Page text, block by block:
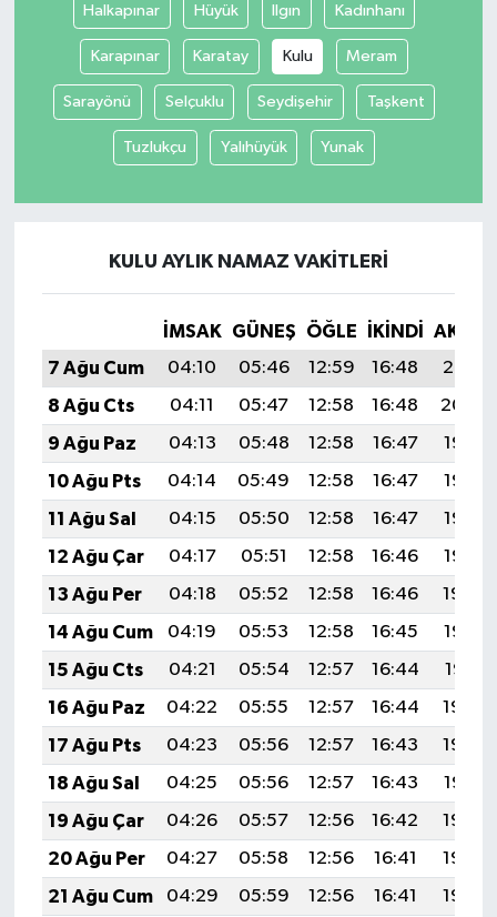
Halkapınar Hüyük Ilgın Kadınhanı
Karapınar Karatay Kulu Meram
Sarayönü Selçuklu Seydişehir Taşkent
Tuzlukçu Yalıhüyük Yunak
KULU AYLIK NAMAZ VAKITLERI
İMSAK GÜNEŞ ÖĞLE İKINDI
7 Ağu Cum
04:10 05:46 12:59 16:48
20:01
8 Ağu Cts
04:11 05:47 12:58 16:48
20:00
9 Ağu Paz
04:13 05:48 12:58 16:47
19:58
10 Ağu Pts
04:14 05:49 12:58 16:47
19:57
11 Ağu Sal
04:15 05:50 12:58 16:47
19:56
12 Ağu Çar
04:17 05:51 12:58 16:46
19:55
13 Ağu Per
04:18 05:52 12:58 16:46
19:54
14 Ağu Cum
04:19 05:53 12:58 16:45
19:52
15 Ağu Cts
04:21 05:54 12:57 16:44
19:51
16 Ağu Paz
04:22 05:55 12:57 16:44
19:50
17 Ağu Pts
04:23 05:56 12:57 16:43
19:48
18 Ağu Sal
04:25 05:56 12:57 16:43
19:47
19 Ağu Çar
04:26 05:57 12:56 16:42
19:46
20 Ağu Per
04:27 05:58 12:56 16:41
19:44
21 Ağu Cum
04:29 05:59 12:56 16:41
19:43